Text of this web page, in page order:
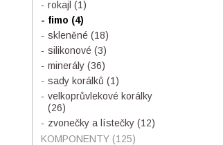
rokajl (1)
fimo (4)
skleněné (18)
silikonové (3)
minerály (36)
sady korálků (1)
velkoprůvlekové korálky
(26)
zvonečky a lístečky (12)
KOMPONENTY (125)